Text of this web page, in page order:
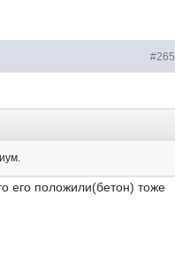
#265
его положили(бетон) тоже